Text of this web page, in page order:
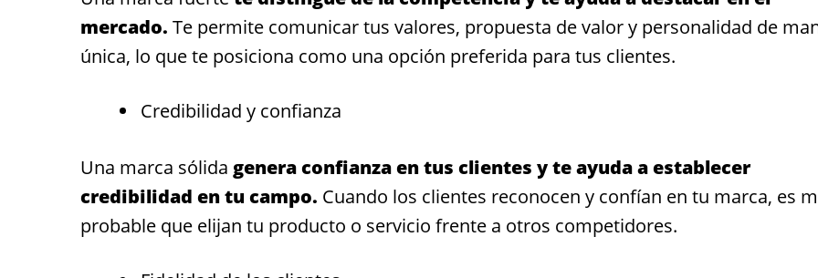
mercado. Te permite comunicar tus valores, propuesta de valor y personalidad de
única, lo que te posiciona como una opción preferida para tus clientes.
Credibilidad y confianza
Una marca sólida genera confianza en tus clientes y te ayuda a establecer
credibilidad en tu campo. Cuando los clientes reconocen y confían en tu marca, es
probable que elijan tu producto o servicio frente a otros competidores.